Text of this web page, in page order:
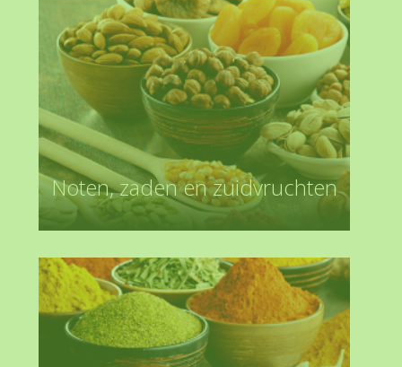
Noten, zaden en zuidvruchten